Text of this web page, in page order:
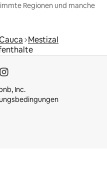
Regionen und manche
Mestizal
Inc.